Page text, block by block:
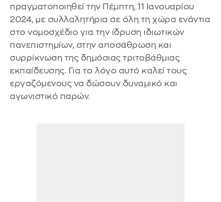
πραγματοποιηθεί την Πέμπτη, 11 Ιανουαρίου
2024, με συλλαλητήρια σε όλη τη χώρα ενάντια
στο νομοσχέδιο για την ίδρυση ιδιωτικών
πανεπιστημίων, στην αποσάθρωση και
συρρίκνωση της δημόσιας τριτοβάθμιας
εκπαίδευσης. Για το λόγο αυτό καλεί τους
εργαζόμενους να δώσουν δυναμικό και
αγωνιστικό παρών.